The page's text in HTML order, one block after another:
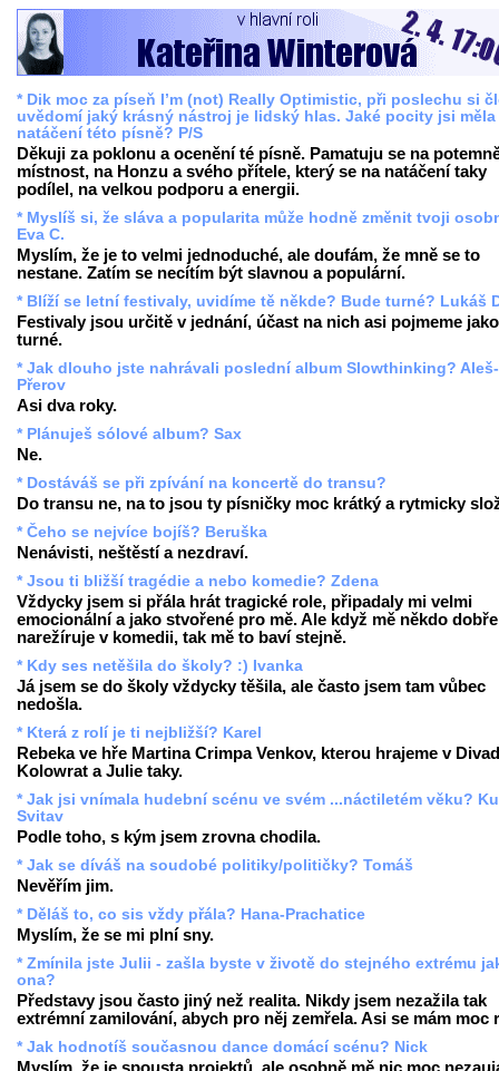
* Dik moc za píseň I’m (not) Really Optimistic, při poslechu si
uvědomí jaký krásný nástroj je lidský hlas. Jaké pocity jsi měla
natáčení této písně? P/S
Děkuji za poklonu a ocenění té písně. Pamatuju se na
místnost, na Honzu a svého přítele, který se na natáčení taky
podílel, na velkou podporu a energii.
* Myslíš si, že sláva a popularita může hodně změnit tvoji
Eva C.
Myslím, že je to velmi jednoduché, ale doufám, že mně se to
nestane. Zatím se necítím být slavnou a populární.
* Blíží se letní festivaly, uvidíme tě někde? Bude turné? Lukáš
Festivaly jsou určitě v jednání, účast na nich asi pojmeme jako
turné.
* Jak dlouho jste nahrávali poslední album Slowthinking? Aleš-
Přerov
Asi dva roky.
* Plánuješ sólové album? Sax
Ne.
* Dostáváš se při zpívání na koncertě do transu?
Do transu ne, na to jsou ty písničky moc krátký a rytmicky
* Čeho se nejvíce bojíš? Beruška
Nenávisti, neštěstí a nezdraví.
* Jsou ti bližší tragédie a nebo komedie? Zdena
Vždycky jsem si přála hrát tragické role, připadaly mi velmi
emocionální a jako stvořené pro mě. Ale když mě někdo dobře
narežíruje v komedii, tak mě to baví stejně.
* Kdy ses netěšila do školy? :) Ivanka
Já jsem se do školy vždycky těšila, ale často jsem tam vůbec
nedošla.
* Která z rolí je ti nejbližší? Karel
Rebeka ve hře Martina Crimpa Venkov, kterou hrajeme v
Kolowrat a Julie taky.
* Jak jsi vnímala hudební scénu ve svém ...náctiletém věku?
Svitav
Podle toho, s kým jsem zrovna chodila.
* Jak se díváš na soudobé politiky/političky? Tomáš
Nevěřím jim.
* Děláš to, co sis vždy přála? Hana-Prachatice
Myslím, že se mi plní sny.
* Zmínila jste Julii - zašla byste v životě do stejného extrému
ona?
Představy jsou často jiný než realita. Nikdy jsem nezažila tak
extrémní zamilování, abych pro něj zemřela. Asi se mám moc
* Jak hodnotíš současnou dance domácí scénu? Nick